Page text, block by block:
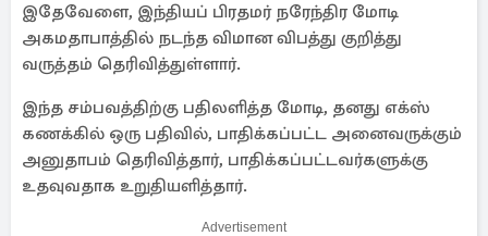
இதேவேளை, இந்தியப் பிரதமர் நரேந்திர மோடி
அகமதாபாத்தில் நடந்த விமான விபத்து குறித்து
வருத்தம் தெரிவித்துள்ளார்.
இந்த சம்பவத்திற்கு பதிலளித்த மோடி, தனது எக்ஸ்
கணக்கில் ஒரு பதிவில், பாதிக்கப்பட்ட அனைவருக்கும்
அனுதாபம் தெரிவித்தார், பாதிக்கப்பட்டவர்களுக்கு
உதவுவதாக உறுதியளித்தார்.
Advertisement